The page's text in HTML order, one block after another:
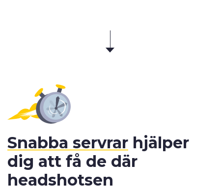
Snabba servrar hjälper
dig att få de där
headshotsen